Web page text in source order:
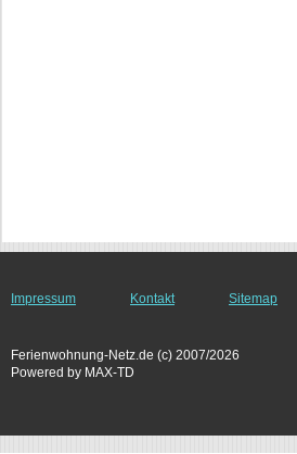
Impressum Kontakt Sitemap
Ferienwohnung-Netz.de (c) 2007/2026
Powered by MAX-TD